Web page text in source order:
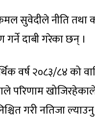
कमल सुवेदीले नीति तथा
दाबी गरेका छन् ।
वर्ष २०८३/८४ को
परिणाम
गरी नतिजा